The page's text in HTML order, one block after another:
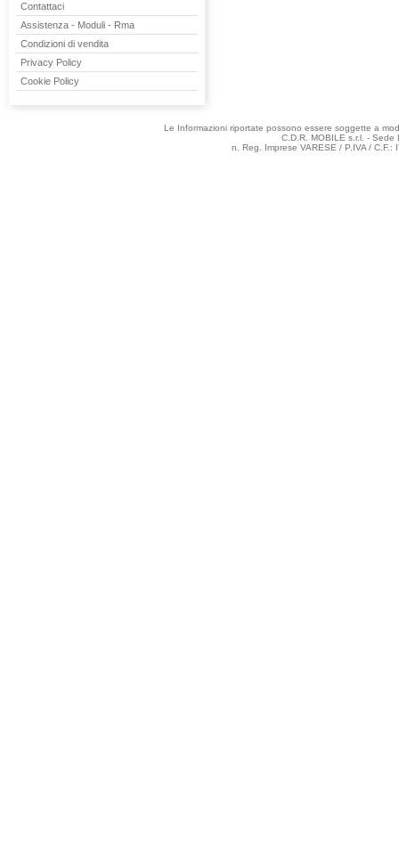
Contattaci
Assistenza - Moduli - Rma
Condizioni di vendita
Privacy Policy
Cookie Policy
Le Informazioni riportate possono essere soggette a
C.D.R. MOBILE s.r.l. -
n. Reg. Imprese VARESE / P.IVA /